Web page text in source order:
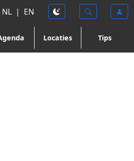
NL | EN
Locaties Tips